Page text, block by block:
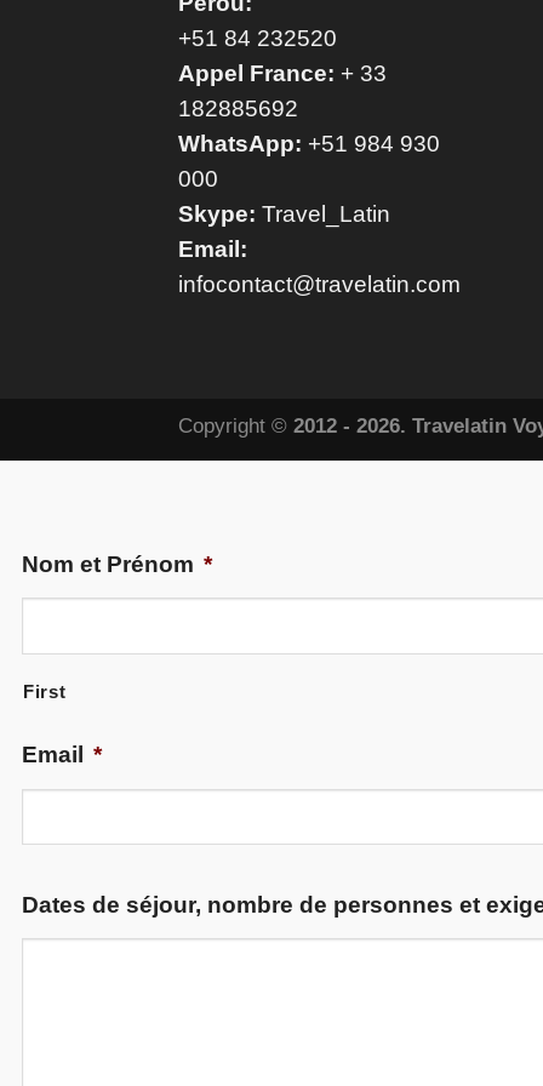
+51 84 232520
Appel France: + 33
182885692
WhatsApp: +51 984 930
000
Skype: Travel_Latin
Email:
infocontact@travelatin.com
Copyright © 2012 - 2026. Travelatin
Nom et Prénom *
First
Email *
Dates de séjour, nombre de personnes et